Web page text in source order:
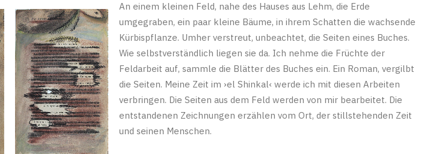
An einem kleinen Feld, nahe des Hauses aus Lehm, die Erde
umgegraben, ein paar kleine Bäume, in ihrem Schatten die wachsende
Kürbispflanze. Umher verstreut, unbeachtet, die Seiten eines Buches.
Wie selbstverständlich liegen sie da. Ich nehme die Früchte der
Feldarbeit auf, sammle die Blätter des Buches ein. Ein Roman, vergilbt
die Seiten. Meine Zeit im ›el Shinkal‹ werde ich mit diesen Arbeiten
verbringen. Die Seiten aus dem Feld werden von mir bearbeitet. Die
entstandenen Zeichnungen erzählen vom Ort, der stillstehenden Zeit
und seinen Menschen.